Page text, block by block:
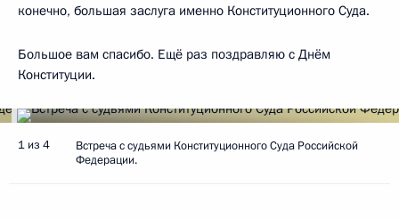
конечно, большая заслуга именно Конституционного Суда.
Большое вам спасибо. Ещё раз поздравляю с Днём
Конституции.
1 из 4
Встреча с судьями Конституционного Суда Российской
Федерации.